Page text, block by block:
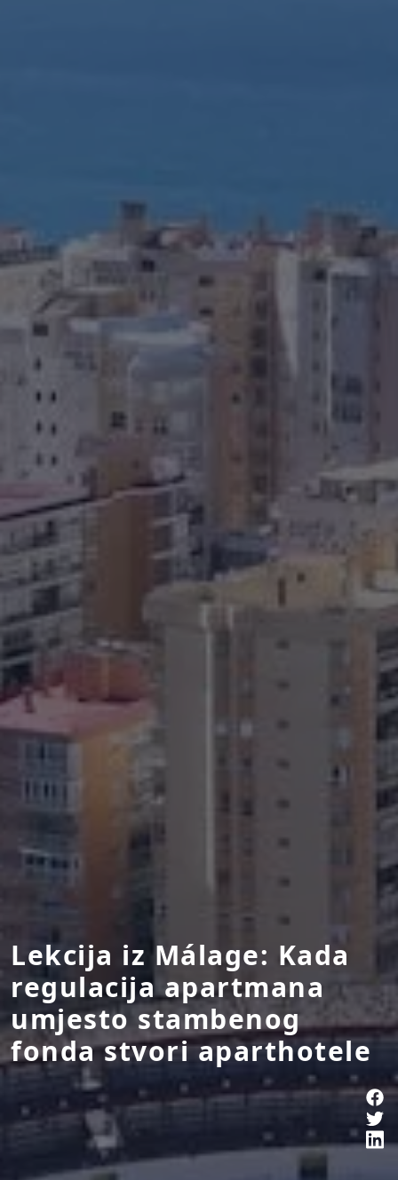
Lekcija iz Málage: Kada
regulacija apartmana
umjesto stambenog
fonda stvori aparthotele